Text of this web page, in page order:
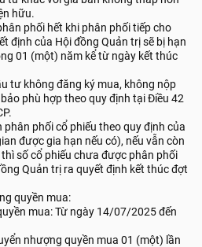
hữu.
phối hết khi phân phối tiếp cho
định của Hội đồng Quản trị sẽ bị hạn
01 (một) năm kể từ ngày kết thúc
tư không đăng ký mua, không nộp
phù hợp theo quy định tại Điều 42
phối cổ phiếu theo quy định của
được gia hạn nếu có), nếu vẫn còn
số cổ phiếu chưa được phân phối
Quản trị ra quyết định kết thúc đợt
quyền mua:
mua: Từ ngày 14/07/2025 đến
nhượng quyền mua 01 (một) lần